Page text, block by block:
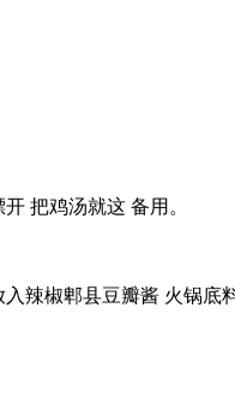
把鸡汤就这 备用。
辣椒郫县豆瓣酱 火锅底